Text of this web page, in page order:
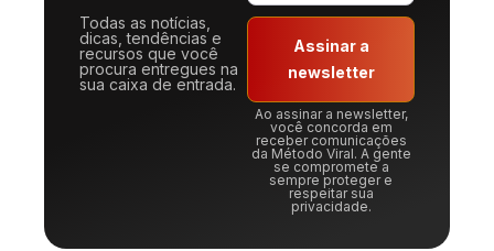
Todas as notícias,
dicas, tendências e
recursos que você
procura entregues na
sua caixa de entrada.
Assinar a
newsletter
Ao assinar a newsletter,
você concorda em
receber comunicações
da Método Viral. A gente
se compromete a
sempre proteger e
respeitar sua
privacidade.